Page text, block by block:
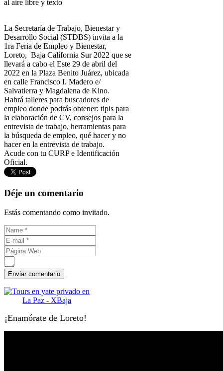
La Secretaría de Trabajo, Bienestar y
Desarrollo Social (STDBS) invita a la
1ra Feria de Empleo y Bienestar,
Loreto, Baja California Sur 2022 que se
llevará a cabo el Este 29 de abril del
2022 en la Plaza Benito Juárez, ubicada
en calle Francisco I. Madero e/
Salvatierra y Magdalena de Kino.
Habrá talleres para buscadores de
empleo donde podrás obtener: tipis para
la elaboración de CV, consejos para la
entrevista de trabajo, herramientas para
la búsqueda de empleo, qué hacer y no
hacer en la entrevista de trabajo.
Acude con tu CURP e Identificación
Oficial.
Déje un comentario
Estás comentando como invitado.
¡Enamórate de Loreto!